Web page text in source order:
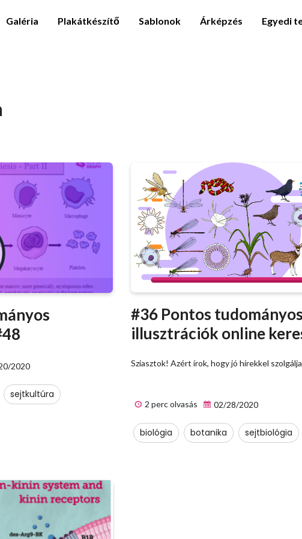
Galéria Plakátkészítő Sablonok Árképzés Egyedi
2020
sejtkultúra
#36 Pontos tudományos
illusztrációk online
Sziasztok! Azért írok, hogy jó hírekkel
2 perc olvasás 02/28/2020
biológia botanika sejtbiológia